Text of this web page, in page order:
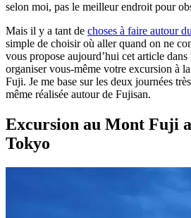
selon moi, pas le meilleur endroit pour
Mais il y a tant de choses à faire autour
simple de choisir où aller quand on ne
vous propose aujourd’hui cet article dans
organiser vous-même votre excursion à
Fuji. Je me base sur les deux journées
même réalisée autour de Fujisan.
Excursion au Mont Fuji
Tokyo